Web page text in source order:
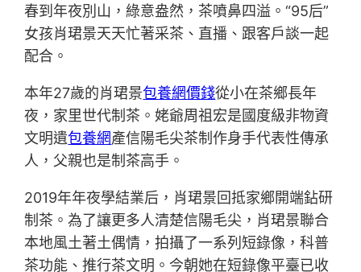
春到年夜別山，綠意盎然，茶噴鼻四溢。“95后”
女孩肖珺景天天忙著采茶、直播、跟客戶談一起
配合。
本年27歲的肖珺景包養網價錢從小在茶鄉長年
夜，家里世代制茶。姥爺周祖宏是國度級非物資
文明遺包養網產信陽毛尖茶制作身手代表性傳承
人，父親也是制茶高手。
2019年年夜學結業后，肖珺景回抵家鄉開端鉆研
制茶。為了讓更多人清楚信陽毛尖，肖珺景聯合
本地風土著土偶情，拍攝了一系列短錄像，科普
茶功能、推行茶文明。今朝她在短錄像平臺已收